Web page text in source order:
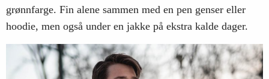
grønnfarge. Fin alene sammen med en pen genser eller
hoodie, men også under en jakke på ekstra kalde dager.